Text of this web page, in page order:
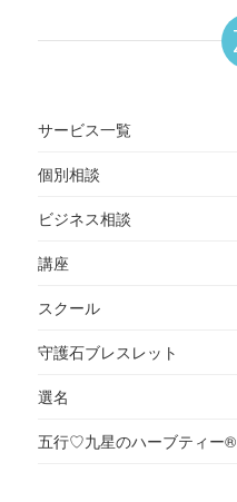
サービス一覧
個別相談
ビジネス相談
講座
スクール
守護石ブレスレット
選名
五行♡九星のハーブティー®